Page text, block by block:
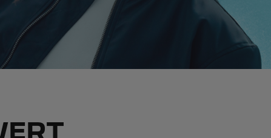
Charging von Free2Move eSolutions
Mehr erfahren